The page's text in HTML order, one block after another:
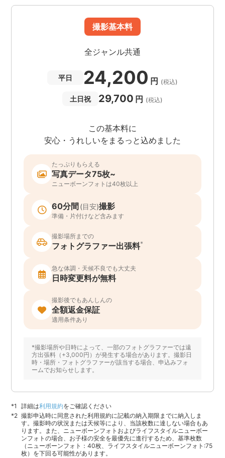
撮影基本料
全ジャンル共通
平日 24,200 円 (税込)
土日祝 29,700 円 (税込)
この基本料に
安心・うれしいをまるっと込めました
たっぷりもらえる
写真データ75枚~
ニューボーンフォトは40枚以上
60分間(目安)撮影
準備・片付けなど含みます
撮影場所までの
フォトグラファー出張料*
急な体調・天候不良でも大丈夫
日時変更料が無料
撮影後でもあんしんの
全額返金保証
適用条件あり
*撮影場所や日時によって、一部のフォトグラファーでは遠
方出張料（+3,000円）が発生する場合があります。撮影日
時・場所・フォトグラファーが該当する場合、申込みフォ
ームでお知らせします。
詳細は利用規約をご確認ください
撮影申込時に同意された利用規約に記載の納入期限までに納入しま
す。撮影時の状況または天候等により、当該枚数に達しない場合もあ
ります。また、ニューボーンフォトおよびライフスタイルニューボー
ンフォトの場合、お子様の安全を最優先に進行するため、基準枚数
（ニューボーンフォト：40枚、ライフスタイルニューボーンフォト:75
枚）を下回る可能性があります。